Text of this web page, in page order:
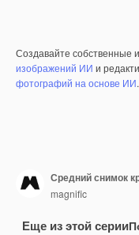
Создавайте собственные
изображений ИИ и
фотографий на основе ИИ.
Средний снимок
magnific
Еще из этой серии